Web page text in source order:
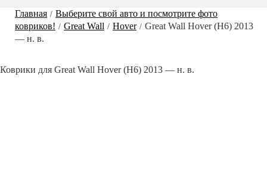
Главная / Выберите свой авто и посмотрите фото
ковриков! / Great Wall / Hover / Great Wall Hover (H6) 2013
— н. в.
Коврики для Great Wall Hover (H6) 2013 — н. в.